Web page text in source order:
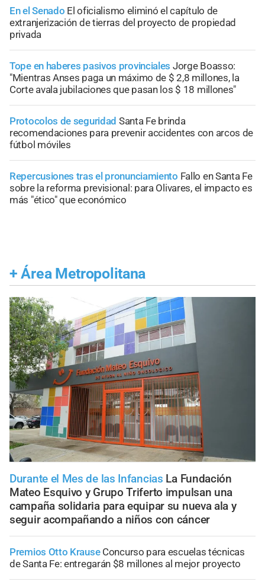
En el Senado El oficialismo eliminó el capítulo de
extranjerización de tierras del proyecto de propiedad
privada
Tope en haberes pasivos provinciales Jorge Boasso:
"Mientras Anses paga un máximo de $ 2,8 millones, la
Corte avala jubilaciones que pasan los $ 18 millones"
Protocolos de seguridad Santa Fe brinda
recomendaciones para prevenir accidentes con arcos de
fútbol móviles
Repercusiones tras el pronunciamiento Fallo en Santa Fe
sobre la reforma previsional: para Olivares, el impacto es
más "ético" que económico
+ Área Metropolitana
Durante el Mes de las Infancias La Fundación
Mateo Esquivo y Grupo Triferto impulsan una
campaña solidaria para equipar su nueva ala y
seguir acompañando a niños con cáncer
Premios Otto Krause Concurso para escuelas técnicas
de Santa Fe: entregarán $8 millones al mejor proyecto